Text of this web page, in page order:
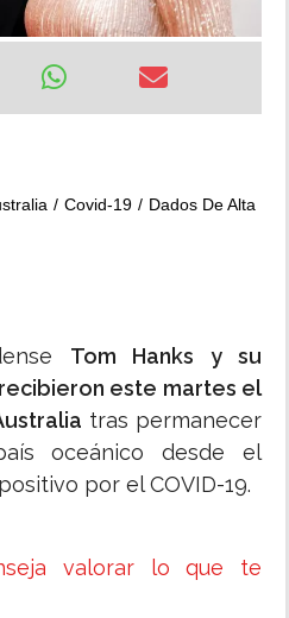
Covid-19 Dados De Alta
Tom Hanks y su
recibieron este martes el
tras permanecer
oceánico desde el
por el COVID-19.
valorar lo que te